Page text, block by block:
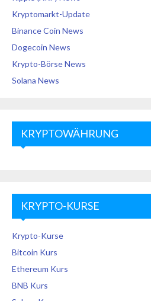
Kryptomarkt-Update
Binance Coin News
Dogecoin News
Krypto-Börse News
Solana News
KRYPTOWÄHRUNG
KRYPTO-KURSE
Krypto-Kurse
Bitcoin Kurs
Ethereum Kurs
BNB Kurs